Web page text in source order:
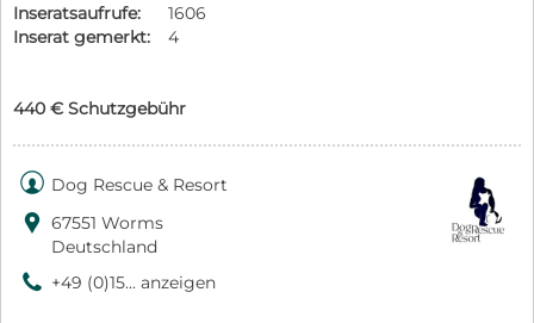
Inseratsaufrufe:
1606
Inserat gemerkt:
4
440 € Schutzgebühr
 Dog Rescue & Resort
 67551 Worms
Deutschland
9 +49 (0)15... anzeigen